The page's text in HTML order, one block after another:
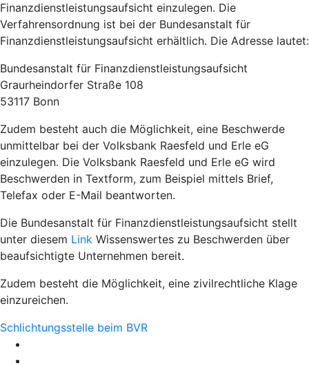
Finanzdienstleistungsaufsicht einzulegen. Die
Verfahrensordnung ist bei der Bundesanstalt für
Finanzdienstleistungsaufsicht erhältlich. Die Adresse lautet:
Bundesanstalt für Finanzdienstleistungsaufsicht
Graurheindorfer Straße 108
53117 Bonn
Zudem besteht auch die Möglichkeit, eine Beschwerde
unmittelbar bei der Volksbank Raesfeld und Erle eG
einzulegen. Die Volksbank Raesfeld und Erle eG wird
Beschwerden in Textform, zum Beispiel mittels Brief,
Telefax oder E-Mail beantworten.
Die Bundesanstalt für Finanzdienstleistungsaufsicht stellt
unter diesem Link Wissenswertes zu Beschwerden über
beaufsichtigte Unternehmen bereit.
Zudem besteht die Möglichkeit, eine zivilrechtliche Klage
einzureichen.
Schlichtungsstelle beim BVR